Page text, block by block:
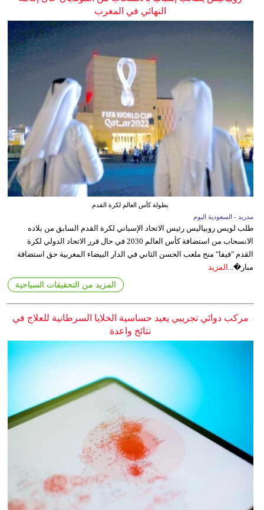
النهائي في المغرب
بطولة كأس العالم لكرة القدم
مدريد - السعودية اليوم
طلب لويس روبياليس رئيس الاتحاد الإسباني لكرة القدم السابق من بلاده
الانسحاب من استضافة كأس العالم 2030 في حال قرر الاتحاد الدولي لكرة
القدم "فيفا" منح ملعب الحسن الثاني في الدار البيضاء المغربية حق استضافة
مبار�... المزيد
المزيد من التحقيقات السياحية
مركب دوائي تجريبي يعيد حساسية الخلايا السرطانية للعلاج في
نتائج واعدة